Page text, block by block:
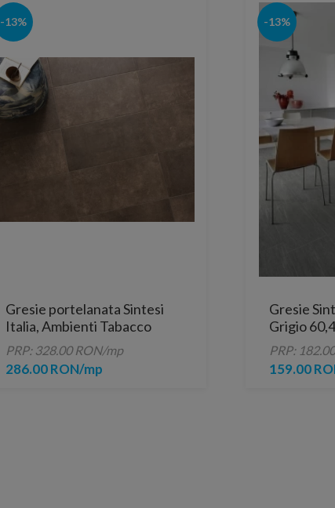
-13%
Gresie portelanata Sintesi
Italia, Ambienti Tabacco
Rectificata lucioasa
80,2x80,2 cm
PRP: 328.00 RON/mp
286.00 RON/mp
-13%
Gresie
Grigio
PRP:
159.00